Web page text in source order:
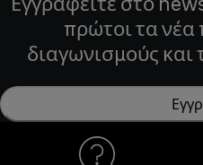
πρώτοι τα νέα
διαγωνισμούς και